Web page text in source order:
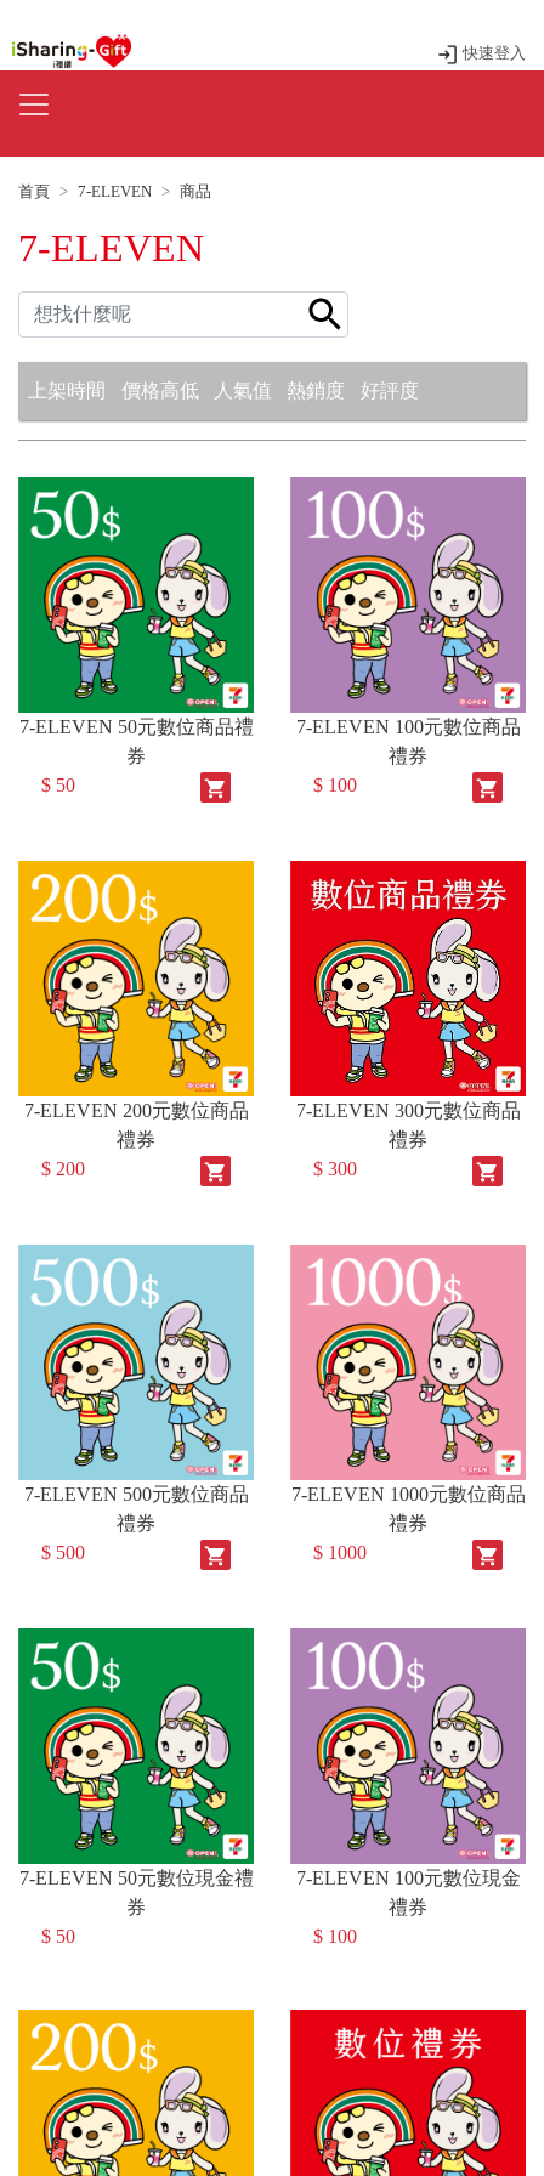
快速登入
首頁 7-ELEVEN 商品
7-ELEVEN
上架時間 價格高低 人氣值 熱銷度 好評度
7-ELEVEN 50元數位商品禮
券
$ 50
shopping_cart
7-ELEVEN 100元數位商品
禮券
$ 100
shopping_cart
7-ELEVEN 200元數位商品
禮券
$ 200
shopping_cart
7-ELEVEN 300元數位商品
禮券
$ 300
shopping_cart
7-ELEVEN 500元數位商品
禮券
$ 500
shopping_cart
7-ELEVEN 1000元數位商品
禮券
$ 1000
shopping_cart
7-ELEVEN 50元數位現金禮
券
$ 50
7-ELEVEN 100元數位現金
禮券
$ 100